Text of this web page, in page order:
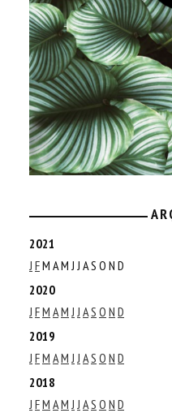
2021
J FM AM J J AS O N D
2020
J FM AM J J AS O N D
2019
J FM AM J J AS O N D
2018
J FM AM J J AS O N D